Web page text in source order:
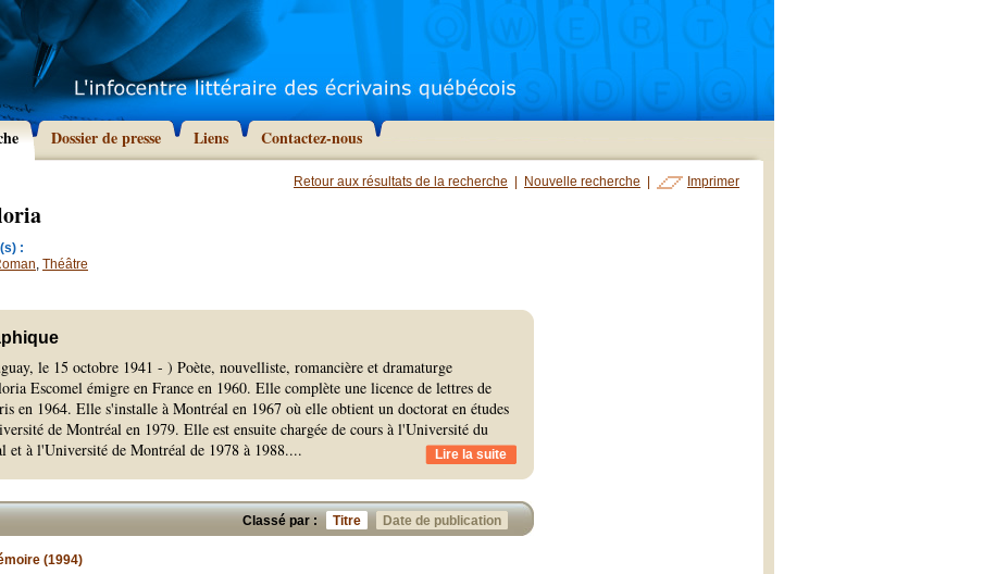
Dossier de presse Liens Contactez-nous
Retour aux résultats de la recherche Nouvelle recherche Imprimer
:
, Théâtre
le 15 octobre 1941 - ) Poète, nouvelliste, romancière et dramaturge
Escomel émigre en France en 1960. Elle complète une licence de lettres de
en 1964. Elle s'installe à Montréal en 1967 où elle obtient un doctorat en études
de Montréal en 1979. Elle est ensuite chargée de cours à l'Université du
et à l'Université de Montréal de 1978 à 1988.... Lire la suite
Classé par : Titre Date de publication
(1994)